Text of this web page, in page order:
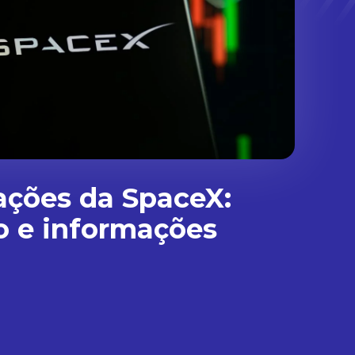
da SpaceX:
e informações